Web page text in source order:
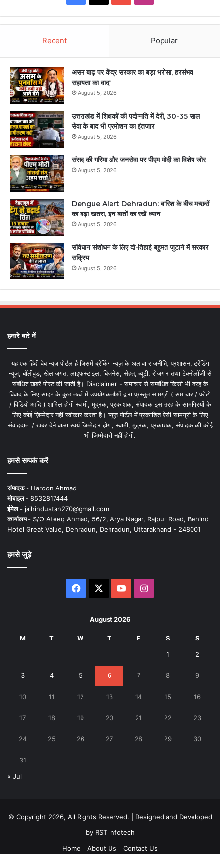
Recent Popular
असम बाढ़ पर केंद्र सरकार का बड़ा भरोसा, हरसंभव
सहायता का वादा
August 5, 2026
उत्तराखंड में शिक्षकों की पदोन्नति में देरी, 30-35 साल
सेवा के बाद भी प्रमोशन का इंतजार
August 5, 2026
संसद की गरिमा और जनसेवा पर पीएम मोदी का विशेष जोर
August 5, 2026
Dengue Alert Dehradun: बारिश के बीच मच्छरों
का बढ़ा खतरा, इन बातों का रखें ध्यान
August 5, 2026
संविधान संशोधन के लिए दो-तिहाई बहुमत जुटाने में सरकार
सक्रिय
August 5, 2026
हमारे बारे में
यह एक हिंदी वेब न्यूज़ पोर्टल है जिसमें ब्रेकिंग न्यूज़ के अलावा राजनीति, प्रशासन, ट्रेंडिंग
न्यूज, बॉलीवुड, खेल जगत, लाइफस्टाइल, बिजनेस, सेहत, ब्यूटी, रोजगार तथा टेक्नोलॉजी से
संबंधित खबरें पोस्ट की जाती है। Disclaimer - समाचार से सम्बंधित किसी भी तरह के
विवाद के लिए साइट के कुछ तत्वों में उपयोगकर्ताओं द्वारा प्रस्तुत सामग्री ( समाचार / फोटो
/ विडियो आदि ) शामिल होगी स्वामी, मुद्रक, प्रकाशक, संपादक इस तरह के सामग्रियों के
लिए कोई ज़िम्मेदार नहीं स्वीकार करता है। न्यूज़ पोर्टल में प्रकाशित ऐसी सामग्री के लिए
संवाददाता / खबर देने वाला स्वयं जिम्मेदार होगा, स्वामी, मुद्रक, प्रकाशक, संपादक की कोई
भी जिम्मेदारी नहीं होगी.
हमसे सम्पर्क करें
संपादक - Haroon Ahmad
मोबाइल - 8532817444
ईमेल - jaihindustan270@gmail.com
कार्यालय - S/O Ateeq Ahmad, 56/2, Arya Nagar, Rajpur Road, Behind
Hotel Great Value, Dehradun, Dehradun, Uttarakhand - 248001
हमसे जुड़े
Facebook YouTubeInstagram
August 2026
M T W T F S S
1 2
3 4 5 6 7 8 9
10 11 12 13 14 15 16
17 18 19 20 21 22 23
24 25 26 27 28 29 30
31
« Jul
© Copyright 2026, All Rights Reserved. | Designed and Developed
byRST Infotech
Home
About Us Contact Us